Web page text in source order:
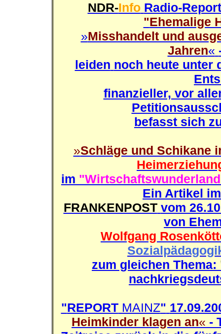
NDR-Info Radio-
"Ehemalige
»Misshandelt und
Jahren«
leiden noch heute unter
finanzieller, vor
befasst sich
»Schläge und Schikane
im
Ein Artikel im
FRANKENPOST vom
von
Wolfgang
zum gleichen Thema:
"REPORTMAINZ"
Heimkinder klagen an« -